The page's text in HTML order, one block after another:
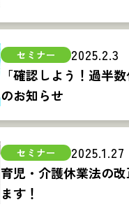
2025.2.3
「確認しよう！過半
のお知らせ
2025.1.27
育児・介護休業法の
ます！